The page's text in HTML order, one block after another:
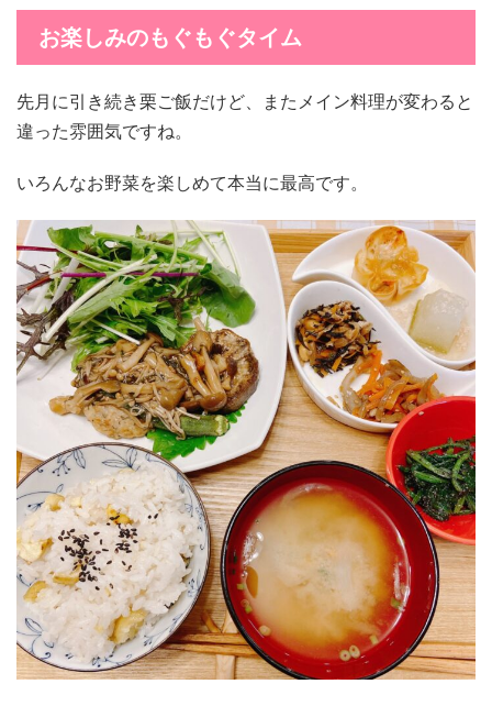
お楽しみのもぐもぐタイム
先月に引き続き栗ご飯だけど、またメイン料理が変わると
違った雰囲気ですね。
いろんなお野菜を楽しめて本当に最高です。